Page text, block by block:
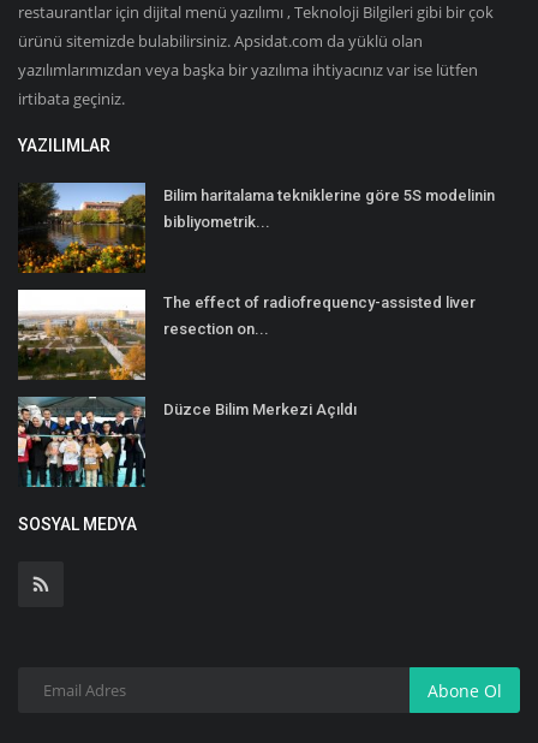
restaurantlar için dijital menü yazılımı , Teknoloji Bilgileri gibi bir çok
ürünü sitemizde bulabilirsiniz. Apsidat.com da yüklü olan
yazılımlarımızdan veya başka bir yazılıma ihtiyacınız var ise lütfen
irtibata geçiniz.
YAZILIMLAR
Bilim haritalama tekniklerine göre 5S modelinin
bibliyometrik...
The effect of radiofrequency-assisted liver
resection on...
Düzce Bilim Merkezi Açıldı
SOSYAL MEDYA
Abone Ol